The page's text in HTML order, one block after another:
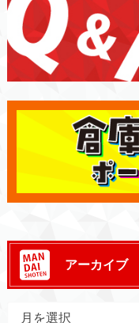
アーカイブ